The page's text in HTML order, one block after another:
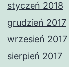
styczeń 2018
grudzień 2017
wrzesień 2017
sierpień 2017